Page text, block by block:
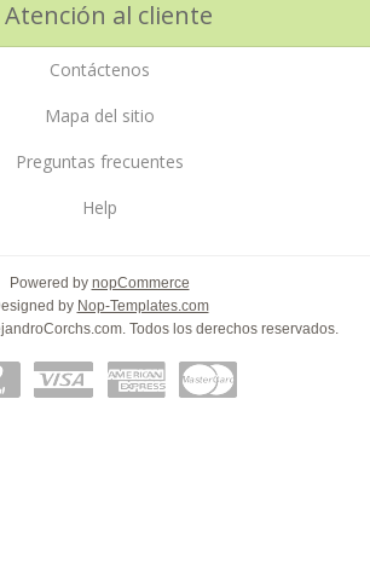
Atención al cliente
Contáctenos
Mapa del sitio
Preguntas frecuentes
Help
Powered by nopCommerce
by Nop-Templates.com
Todos los derechos reservados.